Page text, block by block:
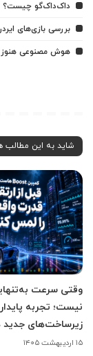
داک‌داک‌گو چیست؟
بررسی بازی‌های
هوش مصنوعی هنوز
شاید به این مطالب
وقتی سرعت
نیست؛ تجربه
زیرساخت‌های جدید
۱۵ اردیبهشت ۱۴۰۵